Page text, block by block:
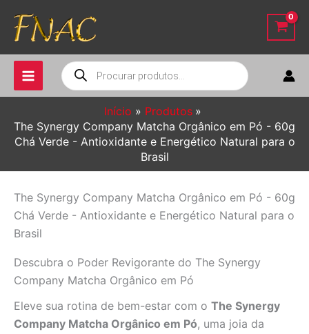
para
conteúdo
Pesquisar
produtos
Início
Produtos
The Synergy Company Matcha Orgânico em Pó - 60g
Chá Verde - Antioxidante e Energético Natural para o
Brasil
The Synergy Company Matcha Orgânico em Pó - 60g
Chá Verde - Antioxidante e Energético Natural para o
Brasil
Descubra o Poder Revigorante do The Synergy
Company Matcha Orgânico em Pó
Eleve sua rotina de bem-estar com o The Synergy
Company Matcha Orgânico em Pó, uma joia da